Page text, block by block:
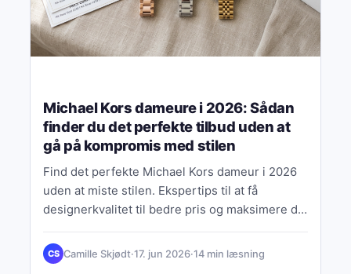
Michael Kors dameure i 2026: Sådan
finder du det perfekte tilbud uden at
gå på kompromis med stilen
Find det perfekte Michael Kors dameur i 2026
uden at miste stilen. Ekspertips til at få
designerkvalitet til bedre pris og maksimere dit
CS Camille Skjødt·17. jun 2026·14 min læsning